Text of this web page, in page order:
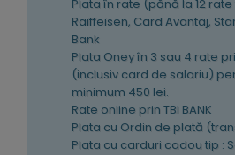
Plata în rate (pănă la 12
Raiffeisen, Card Avantaj,
Bank
Plata Oney în 3 sau 4 rate
(inclusiv card de salariu)
minimum 450 lei.
Rate online prin TBI BANK
Plata cu Ordin de plată
Plata cu carduri cadou tip :